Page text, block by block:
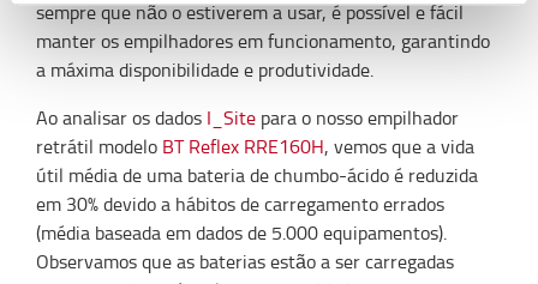
sempre que não o estiverem a usar, é possível e fácil
manter os empilhadores em funcionamento, garantindo
a máxima disponibilidade e produtividade.
Ao analisar os dados I_Site para o nosso empilhador
retrátil modelo BT Reflex RRE160H, vemos que a vida
útil média de uma bateria de chumbo-ácido é reduzida
em 30% devido a hábitos de carregamento errados
(média baseada em dados de 5.000 equipamentos).
Observamos que as baterias estão a ser carregadas